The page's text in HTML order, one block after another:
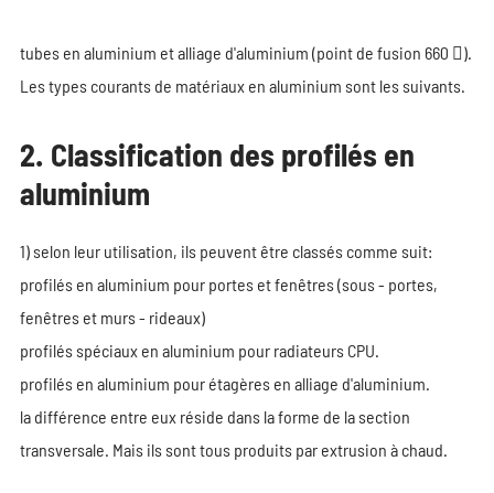
tubes en aluminium et alliage d'aluminium (point de fusion 660 ).
Les types courants de matériaux en aluminium sont les suivants.
2. Classification des profilés en
aluminium
1) selon leur utilisation, ils peuvent être classés comme suit:
profilés en aluminium pour portes et fenêtres (sous - portes,
fenêtres et murs - rideaux)
profilés spéciaux en aluminium pour radiateurs CPU.
profilés en aluminium pour étagères en alliage d'aluminium.
la différence entre eux réside dans la forme de la section
transversale. Mais ils sont tous produits par extrusion à chaud.